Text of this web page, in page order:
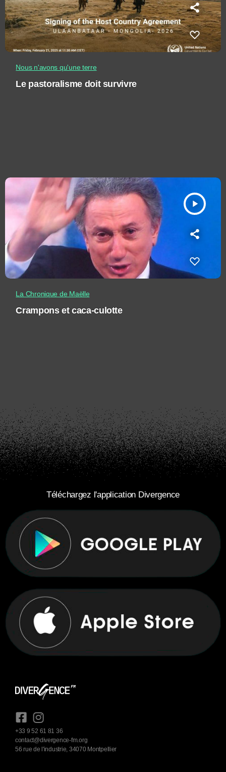
Nous n'avons qu'une terre
Le pastoralisme doit survivre
play_arrow
La Chronique de Maëlle
Crampons et caca-culotte
Téléchargez l'application Divergence
+33 9 52 61 81 36
contact@divergence-fm.org
56 rue de l'industrie, 34070 Montpellier